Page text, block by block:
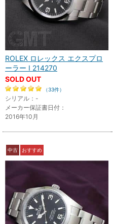
ROLEX ロレックス エクスプロ
ーラー I 214270
SOLD OUT
（33件）
シリアル：-
メーカー保証書日付：
2016年10月
中古 おすすめ